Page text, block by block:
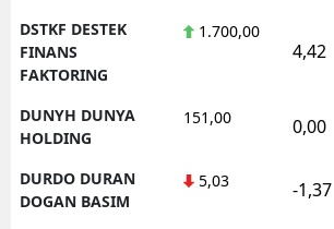
DSTKF DESTEK
FINANS
FAKTORING
1.700,00
4,42
DUNYH DUNYA
HOLDING
151,00 0,00
DURDO DURAN
DOGAN BASIM
5,03 -1,37